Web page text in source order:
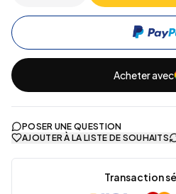
Acheter avec
POSER UNE QUESTION
AJOUTER À LA LISTE DE SOUHAITS
Transaction